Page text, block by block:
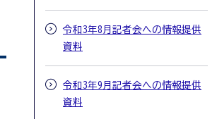
令和3年8月記者会への情報提供
資料
令和3年9月記者会への情報提供
資料